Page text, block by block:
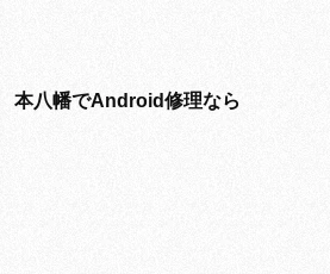
本八幡でAndroid修理なら